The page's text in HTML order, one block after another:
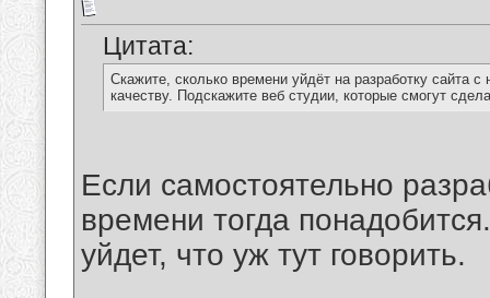
Цитата:
Скажите, сколько времени уйдёт на разработку сайта
качеству. Подскажите веб студии, которые смогут
Если самостоятельно
времени тогда
уйдет, что уж тут говорить.